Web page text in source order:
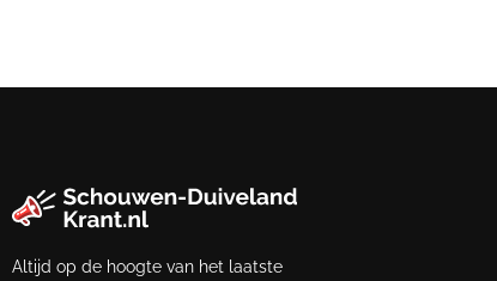
Altijd op de hoogte van het laatste